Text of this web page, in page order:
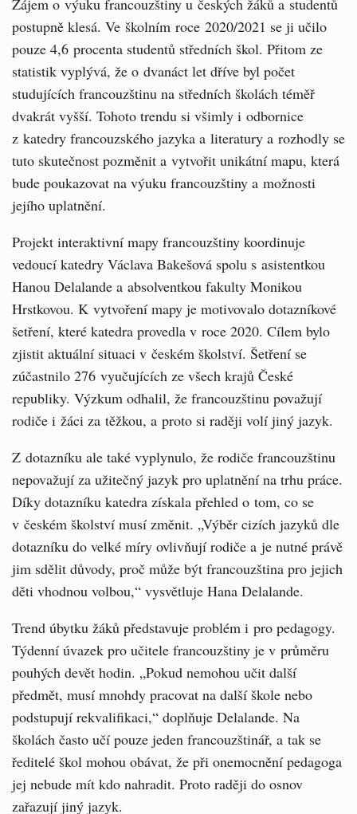
Zájem o výuku francouzštiny u českých žáků a studentů
postupně klesá. Ve školním roce 2020/2021 se ji učilo
pouze 4,6 procenta studentů středních škol. Přitom ze
statistik vyplývá, že o dvanáct let dříve byl počet
studujících francouzštinu na středních školách téměř
dvakrát vyšší. Tohoto trendu si všimly i odbornice
z katedry francouzského jazyka a literatury a rozhodly se
tuto skutečnost pozměnit a vytvořit unikátní mapu, která
bude poukazovat na výuku francouzštiny a možnosti
jejího uplatnění.
Projekt interaktivní mapy francouzštiny koordinuje
vedoucí katedry Václava Bakešová spolu s asistentkou
Hanou Delalande a absolventkou fakulty Monikou
Hrstkovou. K vytvoření mapy je motivovalo dotazníkové
šetření, které katedra provedla v roce 2020. Cílem bylo
zjistit aktuální situaci v českém školství. Šetření se
zúčastnilo 276 vyučujících ze všech krajů České
republiky. Výzkum odhalil, že francouzštinu považují
rodiče i žáci za těžkou, a proto si raději volí jiný jazyk.
Z dotazníku ale také vyplynulo, že rodiče francouzštinu
nepovažují za užitečný jazyk pro uplatnění na trhu práce.
Díky dotazníku katedra získala přehled o tom, co se
v českém školství musí změnit. „Výběr cizích jazyků dle
dotazníku do velké míry ovlivňují rodiče a je nutné právě
jim sdělit důvody, proč může být francouzština pro jejich
děti vhodnou volbou,“ vysvětluje Hana Delalande.
Trend úbytku žáků představuje problém i pro pedagogy.
Týdenní úvazek pro učitele francouzštiny je v průměru
pouhých devět hodin. „Pokud nemohou učit další
předmět, musí mnohdy pracovat na další škole nebo
podstupují rekvalifikaci,“ doplňuje Delalande. Na
školách často učí pouze jeden francouzštinář, a tak se
ředitelé škol mohou obávat, že při onemocnění pedagoga
jej nebude mít kdo nahradit. Proto raději do osnov
zařazují jiný jazyk.